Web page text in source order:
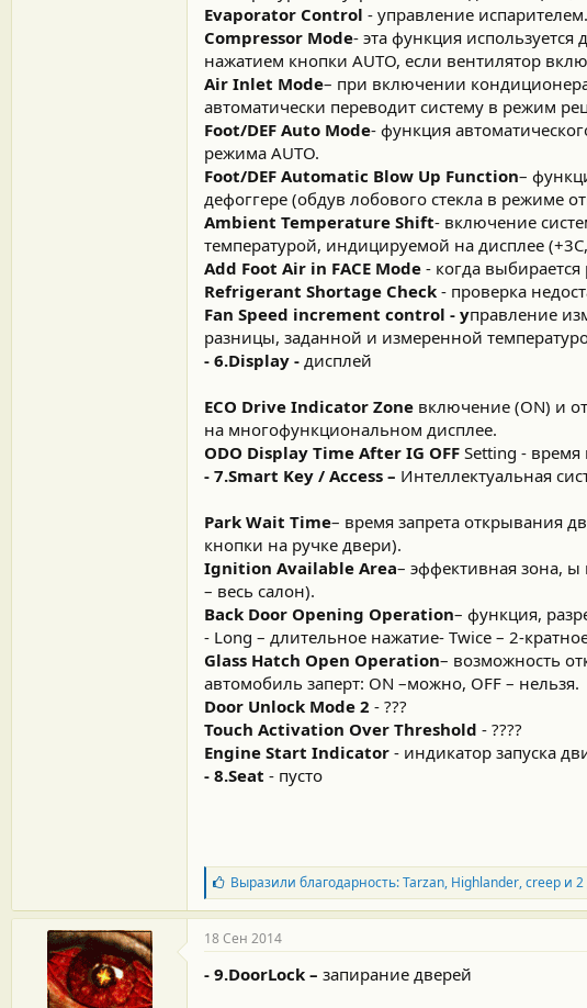
Evaporator Control - управление испарителем.
Compressor Mode- эта функция
нажатием кнопки AUTO, если вентилятор
Air Inlet Mode– при включении
автоматически переводит систему в режим
Foot/DEF Auto Mode- функция
режима AUTO.
Foot/DEF Automatic Blow Up Function–
дефоггере (обдув лобового стекла в режиме
Ambient Temperature Shift- включение
температурой, индицируемой на дисплее (+3C,
Add Foot Air in FACE Mode - когда
Refrigerant Shortage Check - проверка
Fan Speed increment control - управление
разницы, заданной и измеренной
- 6.Display - дисплей
ECO Drive Indicator Zone включение (ON) и
на многофункциональном дисплее.
ODO Display Time After IG OFF Setting - время
- 7.Smart Key / Access – Интеллектуальная
Park Wait Time– время запрета открывания
кнопки на ручке двери).
Ignition Available Area– эффективная зона, ы
– весь салон).
Back Door Opening Operation– функция,
- Long – длительное нажатие- Twice – 2-
Glass Hatch Open Operation– возможность
автомобиль заперт: ON –можно, OFF – нельзя.
Door Unlock Mode 2 - ???
Touch Activation Over Threshold - ????
Engine Start Indicator - индикатор запуска
- 8.Seat - пусто
Б
л
а
г
о
д
а
Выразили благодарность:Tarzan, Highlander,creepи 2
18 Сен 2014
- 9.DoorLock – запирание дверей